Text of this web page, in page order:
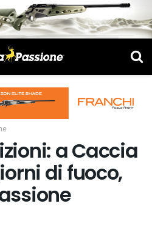
a Caccia
di fuoco,